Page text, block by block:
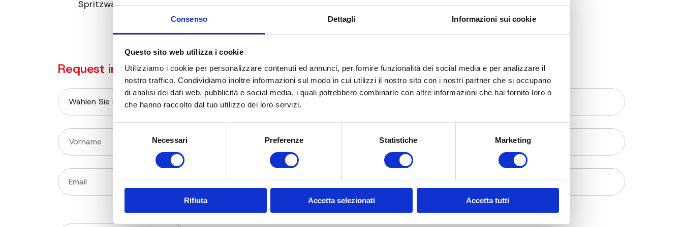
Consenso Dettagli Informazioni sui cookie
Questo sito web utilizza i cookie
Utilizziamo i cookie per personalizzare contenuti ed annunci, per fornire funzionalità dei social media e per analizzare il
nostro traffico. Condividiamo inoltre informazioni sul modo in cui utilizzi il nostro sito con i nostri partner che si occupano
di analisi dei dati web, pubblicità e social media, i quali potrebbero combinarle con altre informazioni che hai fornito loro o
che hanno raccolto dal tuo utilizzo dei loro servizi.
Selezione
Necessari Preferenze Statistiche Marketing
Rifiuta Accetta selezionati Accetta tutti
Spritzwasserschutz IPX5
Request information on the product